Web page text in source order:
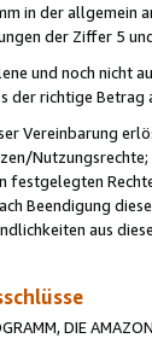
in der allgemein
der Ziffer 5
und noch nicht
der richtige
Vereinbarung
festgelegten
Beendigung
aus
DIE